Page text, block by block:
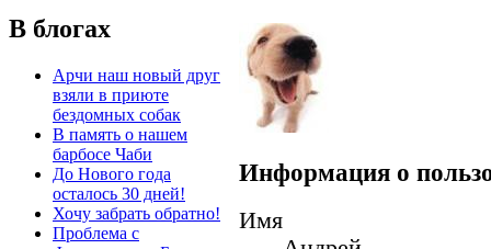
В блогах
Арчи наш новый друг
взяли в приюте
бездомных собак
В память о нашем
барбосе Чаби
До Нового года
осталось 30 дней!
Хочу забрать обратно!
Проблема с
Информация о
Имя